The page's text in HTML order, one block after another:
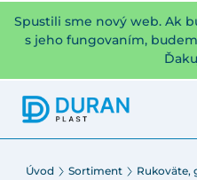
Spustili sme nový web. Ak
s jeho fungovaním,
Úvod Sortiment
Rukoväte,